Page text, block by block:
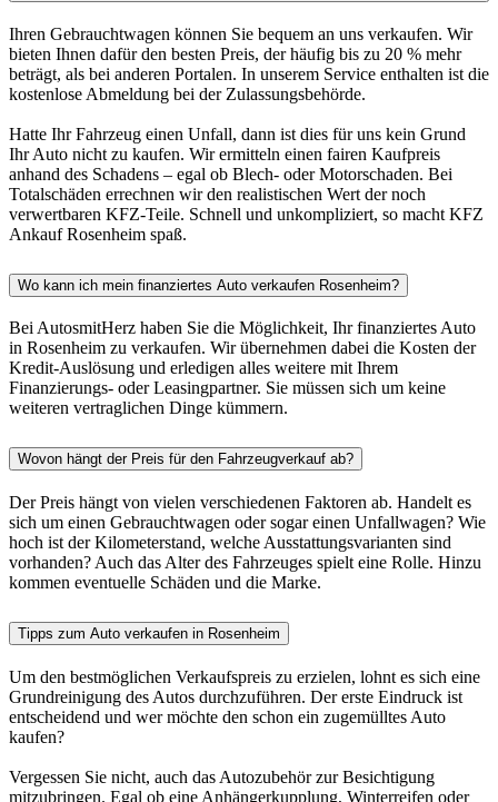
Ihren Gebrauchtwagen können Sie bequem an uns verkaufen. Wir
bieten Ihnen dafür den besten Preis, der häufig bis zu 20 % mehr
beträgt, als bei anderen Portalen. In unserem Service enthalten ist die
kostenlose Abmeldung bei der Zulassungsbehörde.
Hatte Ihr Fahrzeug einen Unfall, dann ist dies für uns kein Grund
Ihr Auto nicht zu kaufen. Wir ermitteln einen fairen Kaufpreis
anhand des Schadens – egal ob Blech- oder Motorschaden. Bei
Totalschäden errechnen wir den realistischen Wert der noch
verwertbaren KFZ-Teile. Schnell und unkompliziert, so macht KFZ
Ankauf Rosenheim spaß.
Wo kann ich mein finanziertes Auto verkaufen Rosenheim?
Bei AutosmitHerz haben Sie die Möglichkeit, Ihr finanziertes Auto
in Rosenheim zu verkaufen. Wir übernehmen dabei die Kosten der
Kredit-Auslösung und erledigen alles weitere mit Ihrem
Finanzierungs- oder Leasingpartner. Sie müssen sich um keine
weiteren vertraglichen Dinge kümmern.
Wovon hängt der Preis für den Fahrzeugverkauf ab?
Der Preis hängt von vielen verschiedenen Faktoren ab. Handelt es
sich um einen Gebrauchtwagen oder sogar einen Unfallwagen? Wie
hoch ist der Kilometerstand, welche Ausstattungsvarianten sind
vorhanden? Auch das Alter des Fahrzeuges spielt eine Rolle. Hinzu
kommen eventuelle Schäden und die Marke.
Tipps zum Auto verkaufen in Rosenheim
Um den bestmöglichen Verkaufspreis zu erzielen, lohnt es sich eine
Grundreinigung des Autos durchzuführen. Der erste Eindruck ist
entscheidend und wer möchte den schon ein zugemülltes Auto
kaufen?
Vergessen Sie nicht, auch das Autozubehör zur Besichtigung
mitzubringen. Egal ob eine Anhängerkupplung, Winterreifen oder